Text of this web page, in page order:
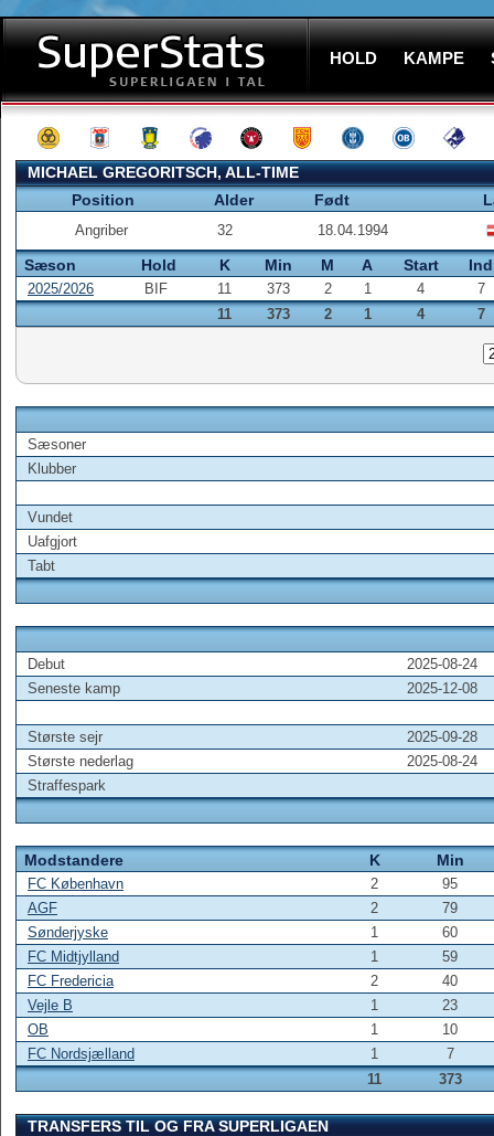
HOLD KAMPE
MICHAEL GREGORITSCH, ALL-TIME
Position
Alder Født
Angriber 32 18.04.1994
Sæson Hold K Min M A Start Ind
2025/2026 BIF 11 373 2 1 4
7
11
373 2 1 4 7
Sæsoner
Klubber
Vundet
Uafgjort
Tabt
Debut
2025-08-24
Seneste kamp
2025-12-08
Største sejr
2025-09-28
Største nederlag
2025-08-24
Straffespark
Modstandere K Min
FC København 2
95
AGF
2
79
Sønderjyske
1
60
FC Midtjylland
1
59
FC Fredericia
2
40
Vejle B
1
23
OB
1
10
FC Nordsjælland
1
7
11
373
TRANSFERS TIL OG FRA SUPERLIGAEN